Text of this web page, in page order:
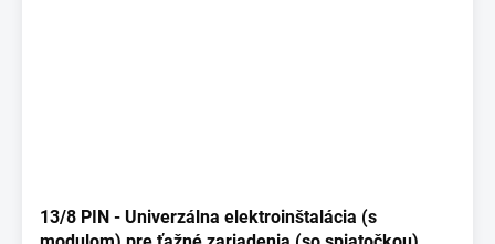
13/8 PIN - Univerzálna elektroinštalácia (s